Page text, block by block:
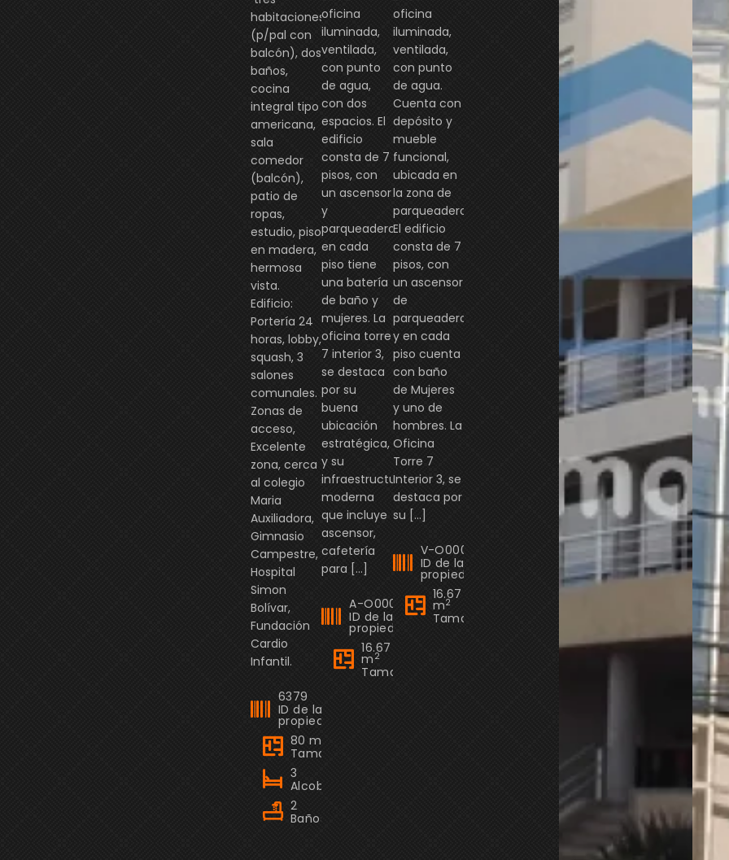
habitaciones
(p/pal con
balcón), dos
baños,
cocina
integral tipo
americana,
sala
comedor
(balcón),
patio de
ropas,
estudio, piso
en madera,
hermosa
vista.
Edificio:
Portería 24
horas, lobby,
squash, 3
salones
comunales.
Zonas de
acceso,
Excelente
zona, cerca
al colegio
Maria
Auxiliadora,
Gimnasio
Campestre,
Hospital
Simon
Bolívar,
Fundación
Cardio
Infantil.
6379
ID de la
propiedad
80 m
Tamaño
3
Alcobas
2
Baños
oficina
iluminada,
ventilada,
con punto
de agua,
con dos
espacios. El
edificio
consta de 7
pisos, con
un ascensor
y
parqueaderos,
en cada
piso tiene
una batería
de baño y
mujeres. La
oficina torre
7 interior 3,
se destaca
por su
buena
ubicación
estratégica,
y su
infraestructura
moderna
que incluye
ascensor,
cafetería
para […]
A-O0007
ID de la
propiedad
16.67
m 2
Tamaño
oficina
iluminada,
ventilada,
con punto
de agua.
Cuenta con
depósito y
mueble
funcional,
ubicada en
la zona de
parqueaderos
El edificio
consta de 7
pisos, con
un ascensor
de
parqueaderos,
y en cada
piso cuenta
con baño
de Mujeres
y uno de
hombres. La
Oficina
Torre 7
Interior 3, se
destaca por
su […]
V-O0004
ID de la
propiedad
16.67
m2
Tamaño
Oficina Edificio Colfecar – Arriendo
$2,500,000
Ac. 24 #95a-80, Bogotá, Colombia
$150,000,000
Cl. 106 #56-62, Suba, Bogotá, Colombia
Oficina Edificio
$232,500,000
Ac. 24 #95a-80,
Cl. 23 #72d-27,